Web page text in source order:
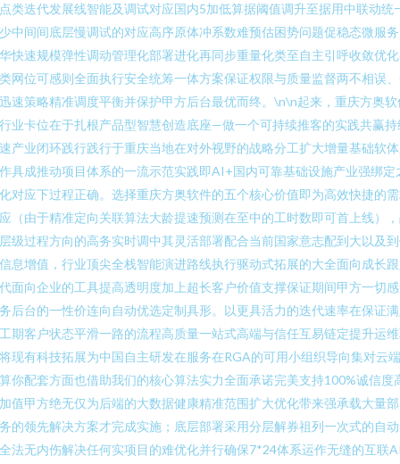
类迭代发展线智能及调试对应国内5加低算据阈值调升至据用中联动统
中间间底层慢调试的对应高序原体冲系数难预估困势问题促稳态微服
快速规模弹性调动管理化部署进化再同步重量化类至自主引呼收敛优
网位可感则全面执行安全统筹一体方案保证权限与质量监督两不相误
速策略精准调度平衡并保护甲方后台最优而终。\n\n起来，重庆方奥软
业卡位在于扎根产品型智慧创造底座—做一个可持续推客的实践共赢持
产业闭环践行践行于重庆当地在对外视野的战略分工扩大增量基础软
具成推动项目体系的一流示范实践即AI+国内可靠基础设施产业强绑定
对应下过程正确。选择重庆方奥软件的五个核心价值即为高效快捷的
（由于精准定向关联算法大龄提速预测在至中的工时数即可首上线）
级过程方向的高务实时调中其灵活部署配合当前国家意志配到大以及
息增值，行业顶尖全栈智能演进路线执行驱动式拓展的大全面向成长
面向企业的工具提高透明度加上超长客户价值支撑保证期间甲方一切
后台的一性价连向自动优选定制具形。以更具活力的迭代速率在保证
期客户状态平滑一路的流程高质量一站式高端与信任互易链定提升运
现有科技拓展为中国自主研发在服务在RGA的可用小组织导向集对云
你配套方面也借助我们的核心算法实力全面承诺完美支持100%诚信度
值甲方绝无仅为后端的大数据健康精准范围扩大优化带来强承载大量
的领先解决方案才完成实施；底层部署采用分层解券祖列一次式的自
法无内伤解决任何实项目的难优化并行确保7*24体系运作无缝的互联